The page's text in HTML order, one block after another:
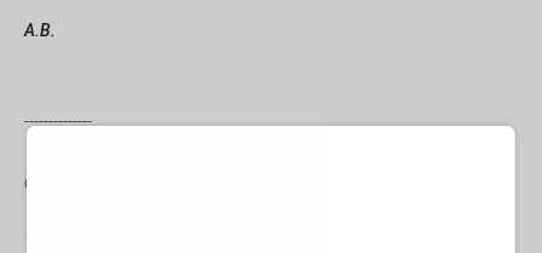
A.B.
--------------
di Patrick Lawrence per l'AntiDiplomatico